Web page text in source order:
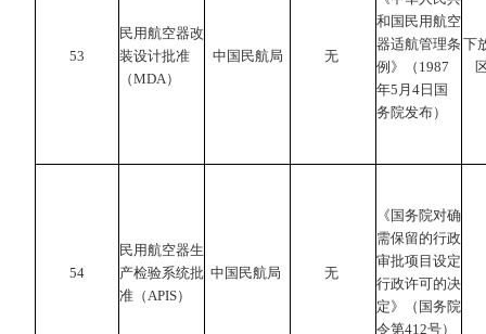
53
民用航空器改
装设计批准
（MDA）
中国民航局 无
和国民用航空
器适航管理条
例》（1987
年5月4日国
务院发布）
下
54
民用航空器生
产检验系统批
准（APIS）
中国民航局 无
《国务院对确
需保留的行政
审批项目设定
行政许可的决
定》（国务院
令第412号）